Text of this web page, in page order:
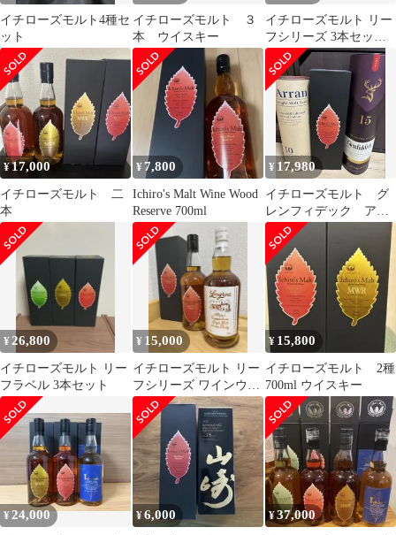
イチローズモルト4種セ
ット
イチローズモルト ３
本 ウイスキー
イチローズモルト リー
フシリーズ 3本セット
700ml 未開栓
¥17,000
イチローズモルト 二
本
¥ 7,800
Ichiro's Malt Wine Wood
Reserve 700ml
¥ 17,980
イチローズモルト グ
レンフィデック アラ
ン セット
¥ 26,800
イチローズモルト リー
フラベル 3本セット
¥ 15,000
イチローズモルト リー
フシリーズ ワインウッ
ドリザーブ１本 ロン
グロウ１本
¥ 15,800
イチローズモルト 2種
700ml ウイスキー
¥24,000 ¥6,000 ¥37,000